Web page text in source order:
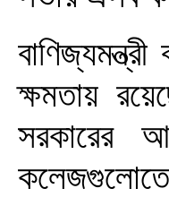
ক্ষমতায়
সরকারের